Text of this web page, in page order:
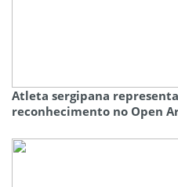
Atleta sergipana
reconhecimento no Open